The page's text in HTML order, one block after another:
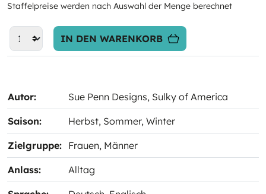
Staffelpreise werden nach Auswahl der Menge berechnet
IN DEN WARENKORB
Autor: Sue Penn Designs, Sulky of America
Saison: Herbst, Sommer, Winter
Zielgruppe: Frauen, Männer
Anlass: Alltag